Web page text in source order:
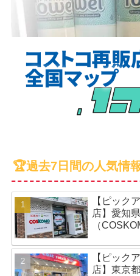
🏆過去7日間の人気情
【ピック
店】愛知
（
【ピック
店】東京